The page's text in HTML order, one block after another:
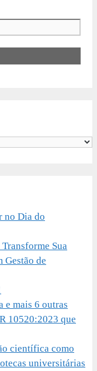
no Dia do
Sua
Gestão de
e mais 6 outras
10520:2023 que
científica como
universitárias